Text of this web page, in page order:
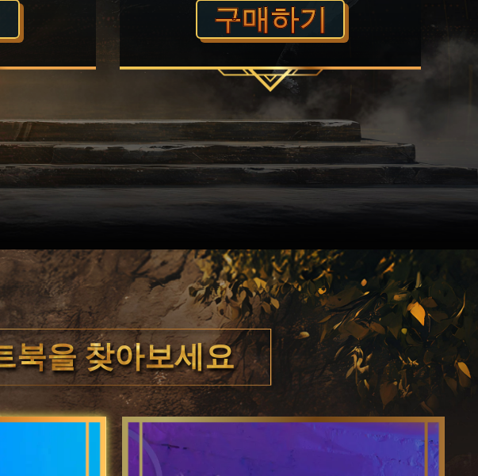
구매하기
북을 찾아보세요